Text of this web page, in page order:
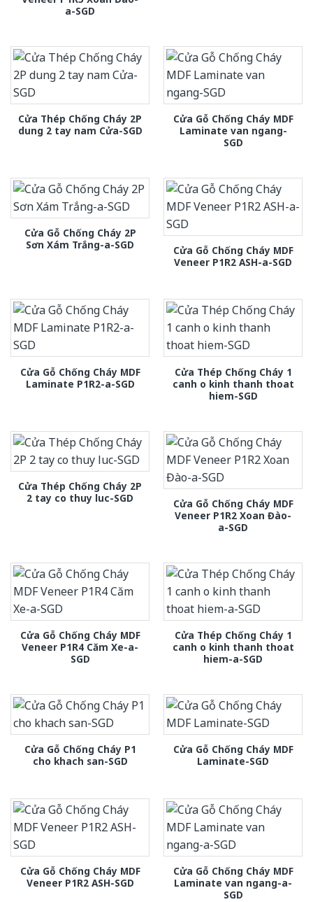
a-SGD
Cửa Thép Chống Cháy 2P
dung 2 tay nam Cửa-SGD
Cửa Gỗ Chống Cháy MDF
Laminate van ngang-
SGD
Cửa Gỗ Chống Cháy 2P
Sơn Xám Trắng-a-SGD
Cửa Gỗ Chống Cháy MDF
Veneer P1R2 ASH-a-SGD
Cửa Gỗ Chống Cháy MDF
Laminate P1R2-a-SGD
Cửa Thép Chống Cháy 1
canh o kinh thanh thoat
hiem-SGD
Cửa Thép Chống Cháy 2P
2 tay co thuy luc-SGD
Cửa Gỗ Chống Cháy MDF
Veneer P1R2 Xoan Đào-
a-SGD
Cửa Gỗ Chống Cháy MDF
Veneer P1R4 Căm Xe-a-
SGD
Cửa Thép Chống Cháy 1
canh o kinh thanh thoat
hiem-a-SGD
Cửa Gỗ Chống Cháy P1
cho khach san-SGD
Cửa Gỗ Chống Cháy MDF
Laminate-SGD
Cửa Gỗ Chống Cháy MDF
Veneer P1R2 ASH-SGD
Cửa Gỗ Chống Cháy MDF
Laminate van ngang-a-
SGD